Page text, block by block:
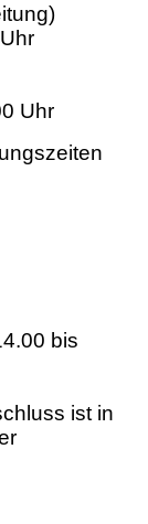
Uhr
bis
ist in